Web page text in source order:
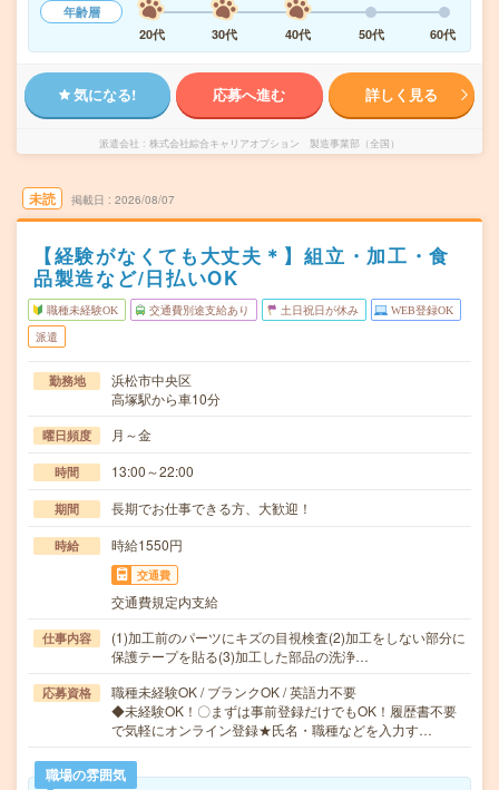
年齢層
20代
30代 40代 50代 60代
気になる! 応募へ進む 詳しく見る
派遣会社 株式会社綜合キャリアオプション 製造事業部（全国）
未読 掲載日 2026/08/07
【経験がなくても大丈夫＊】組立・加工・食
品製造など/日払いOK
職種未経験OK 交通費別途支給あり 土日祝日が休み WEB登録OK
派遣
勤務地
浜松市中央区
高塚駅から車10分
曜日頻度 月～金
時間 13:00～22:00
期間 長期でお仕事できる方、大歓迎！
時給 時給1550円
交通費
交通費規定内支給
仕事内容
(1)加工前のパーツにキズの目視検査(2)加工をしない部分に
保護テープを貼る(3)加工した部品の洗浄…
応募資格
職種未経験OK / ブランクOK / 英語力不要
◆未経験OK！〇まずは事前登録だけでもOK！履歴書不要
で気軽にオンライン登録★氏名・職種などを入力す…
職場の雰囲気